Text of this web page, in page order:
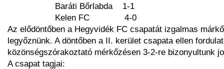
Baráti Bőrlabda
1-1
Kelen FC
4-0
Az elődöntőben a Hegyvidék FC csapatát izgalmas
legyőznünk. A döntőben a II. kerület csapata ellen
közönségszórakoztató mérkőzésen 3-2-re bizonyultunk
A csapat tagjai: